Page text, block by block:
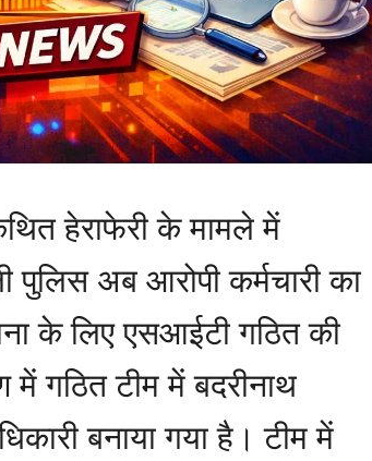
हेराफेरी के मामले में
पुलिस अब आरोपी कर्मचारी का
के लिए एसआईटी गठित की
में गठित टीम में बदरीनाथ
बनाया गया है। टीम में